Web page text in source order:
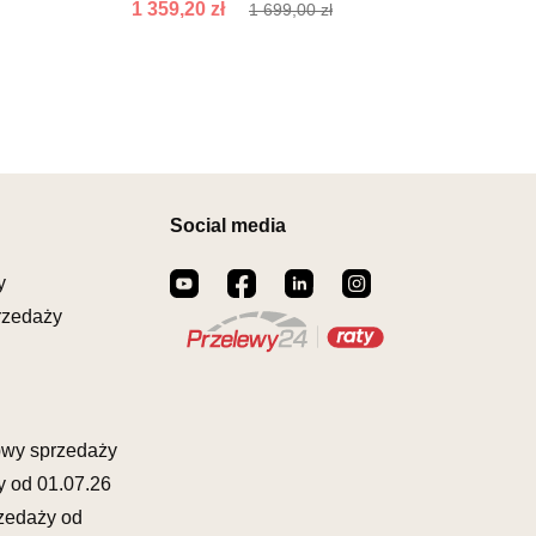
orion@wphw.pl
Najniższa cena sprzedawcy z
TED
4
1 359,20 zł 1 699,00 zł
sprzedaży
od 01.07.26
od
Social media